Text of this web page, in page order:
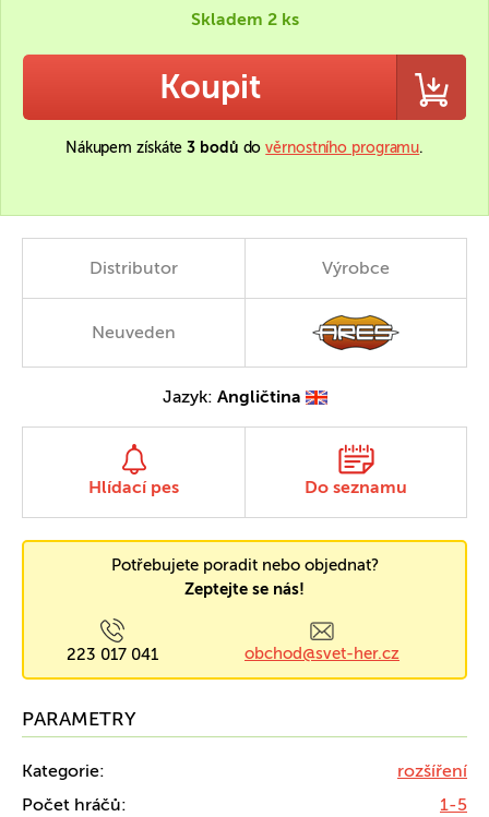
Skladem 2 ks
Koupit
Nákupem získáte3 bodů dověrnostního programu.
Distributor Výrobce
Neuveden
Jazyk: Angličtina
Hlídací pes Do seznamu
Potřebujete poradit nebo objednat?
Zeptejte se nás!
223 017 041 obchod@svet-her.cz
PARAMETRY
Kategorie:
rozšíření
Počet hráčů:
1-5